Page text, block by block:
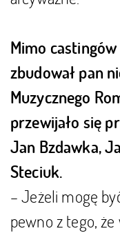
Mimo
zbudował pan
Muzycznego
przewijało się
Jan Bzdawka,
Steciuk.
– Jeżeli mogę
pewno z tego,